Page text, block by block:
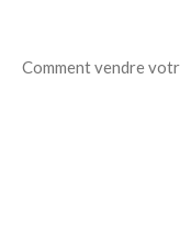
Comment vendre